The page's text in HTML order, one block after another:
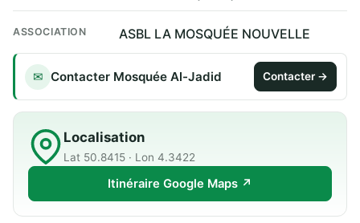
ASSOCIATION ASBL LA MOSQUÉE NOUVELLE
✉ Contacter Mosquée Al-Jadid Contacter →
Localisation
Lat 50.8415 · Lon 4.3422
Itinéraire Google Maps ↗